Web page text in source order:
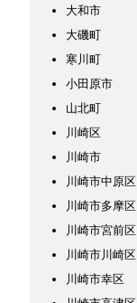
大和市
大磯町
寒川町
小田原市
山北町
川崎区
川崎市
川崎市中原区
川崎市多摩区
川崎市宮前区
川崎市川崎区
川崎市幸区